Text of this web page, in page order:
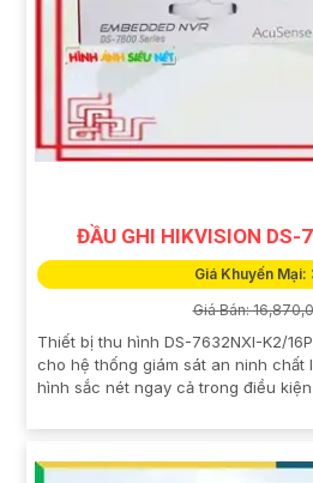
ĐẦU GHI HIKVISION
Giá Khuyến Mại:
Giá Bán:
Thiết bị thu hình DS-7632NXI-K2/
cho hệ thống giám sát an ninh chất
hình sắc nét ngay cả trong điều kiện